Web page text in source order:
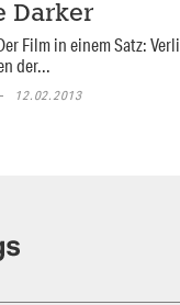
Darker
Film in einem Satz:
der...
12.02.2013